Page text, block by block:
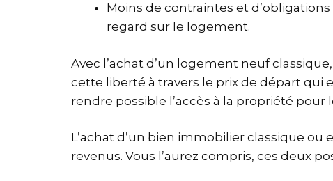
Moins de contraintes et d’obligations
regard sur le logement.
Avec l’achat d’un logement neuf
cette liberté à travers le prix de départ qui
rendre possible l’accès à la propriété
L’achat d’un bien immobilier classique
revenus. Vous l’aurez compris, ces deux